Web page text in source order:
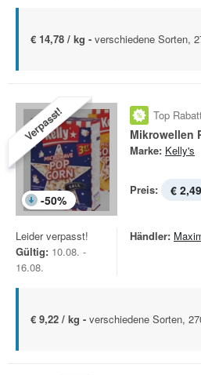
€ 14,78 / kg - verschiedene Sorten,
Verpasst!
-50%
Top
Mikrowellen
Marke: Kelly's
Preis: € 2,49
Leider verpasst!
Gültig: 10.08. -
16.08.
Händler:
€ 9,22 / kg - verschiedene Sorten,